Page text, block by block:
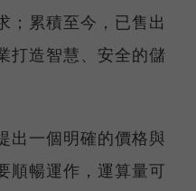
；累積至今，已售出
打造智慧、安全的儲
出一個明確的價格與
順暢運作，運算量可